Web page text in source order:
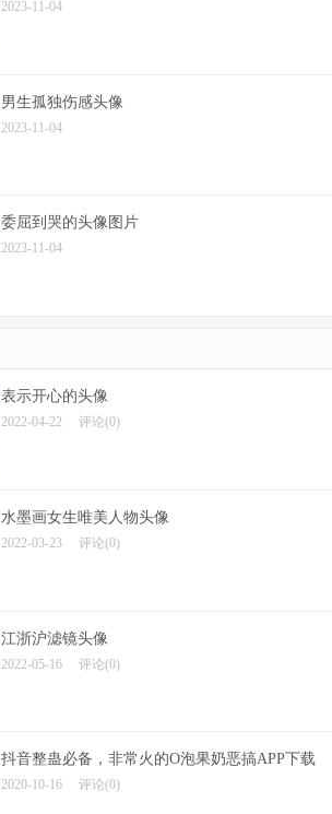
2023-11-04
男生孤独伤感头像
2023-11-04
委屈到哭的头像图片
2023-11-04
表示开心的头像
2022-04-22 评论(0)
水墨画女生唯美人物头像
2022-03-23 评论(0)
江浙沪滤镜头像
2022-05-16 评论(0)
抖音整蛊必备，非常火的O泡果奶恶搞APP下载
2020-10-16 评论(0)